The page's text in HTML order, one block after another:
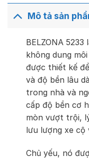
Mô tả sản
BELZONA
không dung
được thiết kế
và độ bền lâu
trong nhà và
cấp độ bền cơ
mòn vượt trội,
lưu lượng xe cộ
Chủ yếu, nó